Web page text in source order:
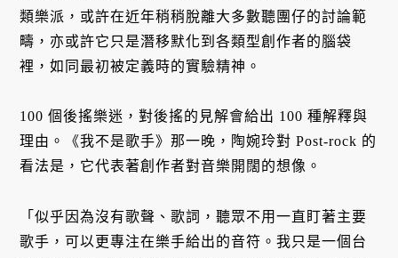
類樂派，或許在近年稍稍脫離大多數聽團仔的討論範
疇，亦或許它只是潛移默化到各類型創作者的腦袋
裡，如同最初被定義時的實驗精神。
100 個後搖樂迷，對後搖的見解會給出 100 種解釋與
理由。《我不是歌手》那一晚，陶婉玲對 Post-rock 的
看法是，它代表著創作者對音樂開闊的想像。
「似乎因為沒有歌聲、歌詞，聽眾不用一直盯著主要
歌手，可以更專注在樂手給出的音符。我只是一個台